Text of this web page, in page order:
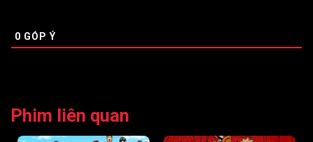
0 GÓP Ý
Phim liên quan